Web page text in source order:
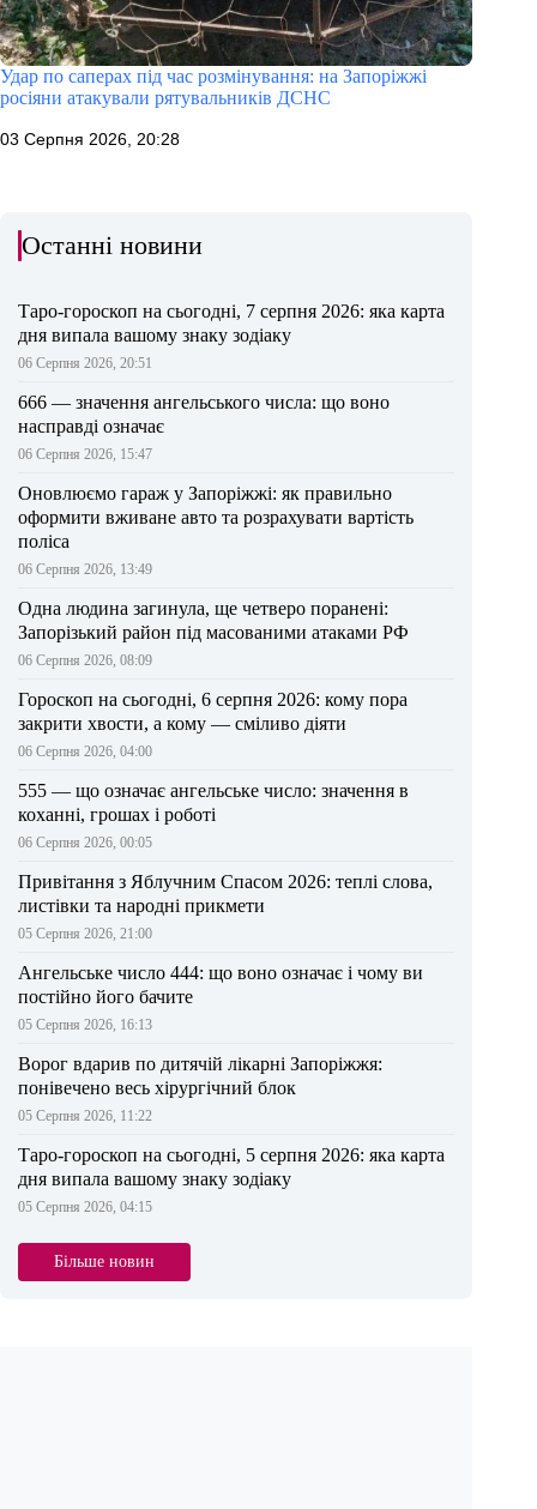
Удар по саперах під час розмінування: на Запоріжжі
росіяни атакували рятувальників ДСНС
03 Серпня 2026, 20:28
Останні новини
Таро-гороскоп на сьогодні, 7 серпня 2026: яка карта
дня випала вашому знаку зодіаку
06 Серпня 2026, 20:51
666 — значення ангельського числа: що воно
насправді означає
06 Серпня 2026, 15:47
Оновлюємо гараж у Запоріжжі: як правильно
оформити вживане авто та розрахувати вартість
поліса
06 Серпня 2026, 13:49
Одна людина загинула, ще четверо поранені:
Запорізький район під масованими атаками РФ
06 Серпня 2026, 08:09
Гороскоп на сьогодні, 6 серпня 2026: кому пора
закрити хвости, а кому — сміливо діяти
06 Серпня 2026, 04:00
555 — що означає ангельське число: значення в
коханні, грошах і роботі
06 Серпня 2026, 00:05
Привітання з Яблучним Спасом 2026: теплі слова,
листівки та народні прикмети
05 Серпня 2026, 21:00
Ангельське число 444: що воно означає і чому ви
постійно його бачите
05 Серпня 2026, 16:13
Ворог вдарив по дитячій лікарні Запоріжжя:
понівечено весь хірургічний блок
05 Серпня 2026, 11:22
Таро-гороскоп на сьогодні, 5 серпня 2026: яка карта
дня випала вашому знаку зодіаку
05 Серпня 2026, 04:15
Більше новин